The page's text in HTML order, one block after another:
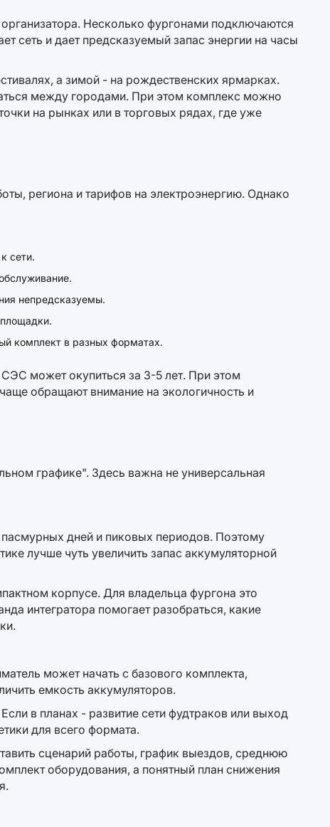
Несколько фургонами подключаются
сеть и дает предсказуемый запас энергии на часы
а зимой - на рождественских ярмарках.
между городами. При этом комплекс можно
на рынках или в торговых рядах, где уже
региона и тарифов на электроэнергию. Однако
сети.
непредсказуемы.
комплект в разных форматах.
может окупиться за 3-5 лет. При этом
обращают внимание на экологичность и
графике". Здесь важна не универсальная
пасмурных дней и пиковых периодов. Поэтому
лучше чуть увеличить запас аккумуляторной
корпусе. Для владельца фургона это
интегратора помогает разобраться, какие
может начать с базового комплекта,
емкость аккумуляторов.
в планах - развитие сети фудтраков или выход
для всего формата.
сценарий работы, график выездов, среднюю
оборудования, а понятный план снижения